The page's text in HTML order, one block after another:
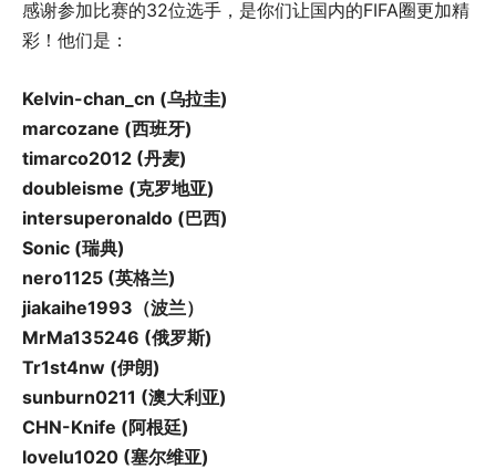
感谢参加比赛的32位选手，是你们让国内的FIFA圈更加精
彩！他们是：
Kelvin-chan_cn (乌拉圭)
marcozane (西班牙)
timarco2012 (丹麦)
doubleisme (克罗地亚)
intersuperonaldo (巴西)
Sonic (瑞典)
nero1125 (英格兰)
jiakaihe1993（波兰）
MrMa135246 (俄罗斯)
Tr1st4nw (伊朗)
sunburn0211 (澳大利亚)
CHN-Knife (阿根廷)
lovelu1020 (塞尔维亚)